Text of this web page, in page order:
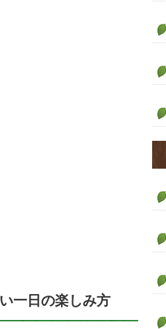
一日の楽しみ方